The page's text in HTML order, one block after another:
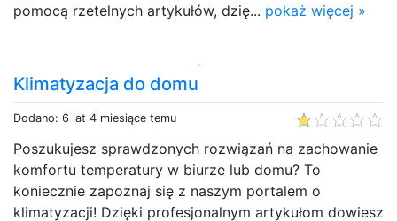
pomocą rzetelnych artykułów, dzię... pokaż więcej »
Klimatyzacja do domu
Dodano: 6 lat 4 miesiące temu
Poszukujesz sprawdzonych rozwiązań na zachowanie
komfortu temperatury w biurze lub domu? To
koniecznie zapoznaj się z naszym portalem o
klimatyzacji! Dzięki profesjonalnym artykułom dowiesz